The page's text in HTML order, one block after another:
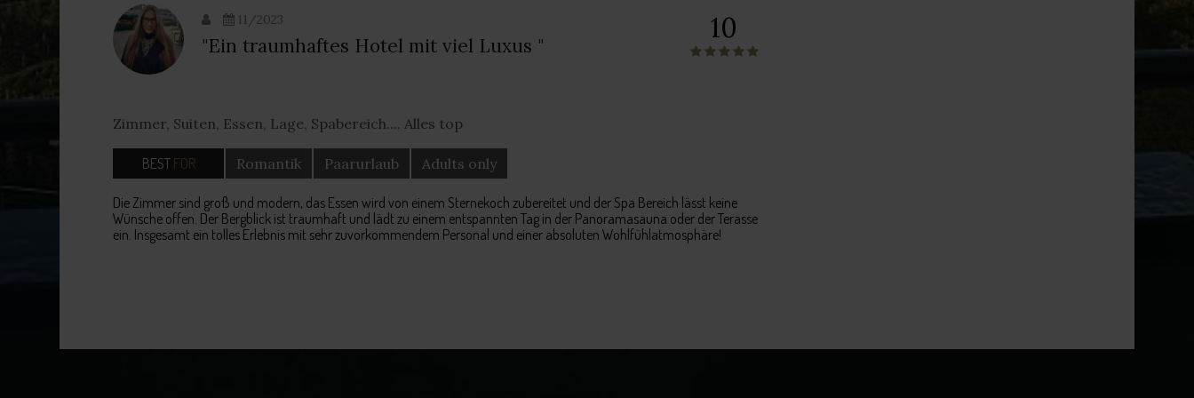
11/2023
"Ein traumhaftes Hotel mit viel Luxus "
10
Zimmer, Suiten, Essen, Lage, Spabereich.... Alles top
BEST FOR Romantik Paarurlaub Adults only
Die Zimmer sind groß und modern, das Essen wird von einem Sternekoch zubereitet und der Spa Bereich lässt keine
Wünsche offen. Der Bergblick ist traumhaft und lädt zu einem entspannten Tag in der Panoramasauna oder der Terasse
ein. Insgesamt ein tolles Erlebnis mit sehr zuvorkommendem Personal und einer absoluten Wohlfühlatmosphäre!